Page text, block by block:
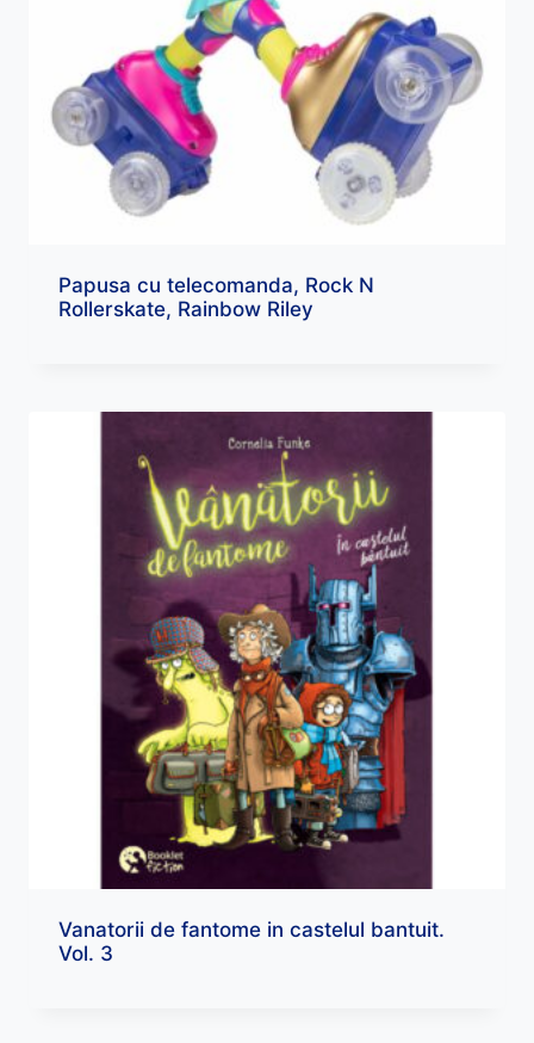
Papusa cu telecomanda, Rock N
Rollerskate, Rainbow Riley
Vanatorii de fantome in castelul bantuit.
Vol. 3